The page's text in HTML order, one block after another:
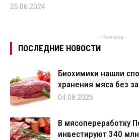
25.06.2024
- Реклама -
ПОСЛЕДНИЕ НОВОСТИ
Биохимики нашли
хранения мяса без
04.08.2026
В мясопереработку
инвестируют 340